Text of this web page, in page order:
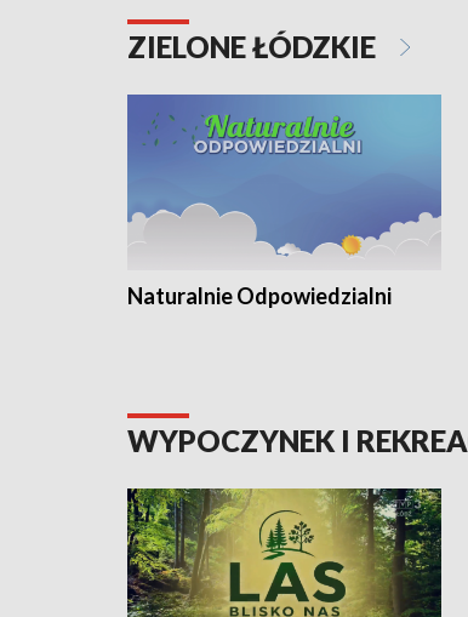
ZIELONE ŁÓDZKIE
Naturalnie Odpowiedzialni
WYPOCZYNEK I